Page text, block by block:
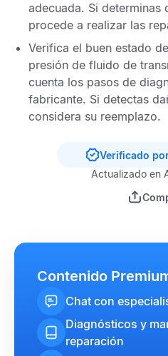
adecuada. Si determinas
procede a realizar las
Verifica el buen estado
presión de fluido de
cuenta los pasos de
fabricante. Si detectas
considera su reemplazo.
Verificado
Actualizado en
Contenido
Chat con
Diagnósticos y
reparación